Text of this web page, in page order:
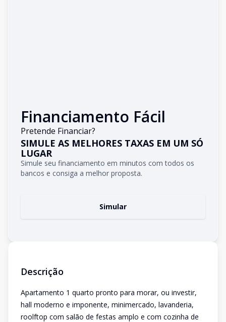
Financiamento Fácil
Pretende Financiar?
SIMULE AS MELHORES TAXAS EM UM SÓ
LUGAR
Simule seu financiamento em minutos com todos os
bancos e consiga a melhor proposta.
Simular
Descrição
Apartamento 1 quarto pronto para morar, ou investir,
hall moderno e imponente, minimercado, lavanderia,
roolftop com salão de festas amplo e com cozinha de